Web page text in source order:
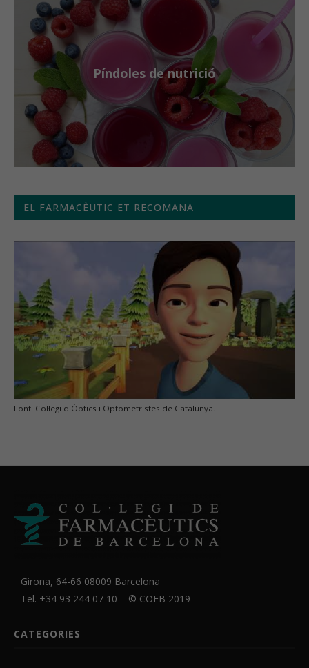
Píndoles de nutrició
EL FARMACÈUTIC ET RECOMANA
Font: Col·legi d'Òptics i Optometristes de Catalunya.
Girona, 64-66 08009 Barcelona
Tel. +34 93 244 07 10 – © COFB 2019
CATEGORIES